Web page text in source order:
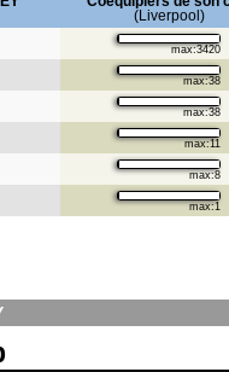
(Liverpool)
max:3420
max:38
max:38
max:11
max:8
max:1